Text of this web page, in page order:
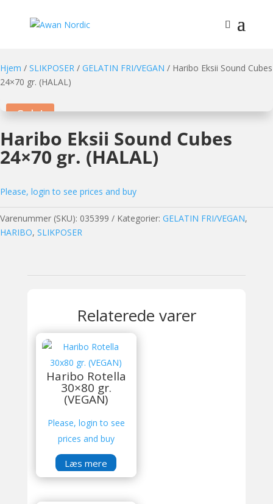
Hjem / SLIKPOSER / GELATIN FRI/VEGAN / Haribo Eksii Sound Cubes
24×70 gr. (HALAL)
Sale!
Haribo Eksii Sound Cubes
24×70 gr. (HALAL)
Please, login to see prices and buy
Varenummer (SKU): 035399 Kategorier: GELATIN FRI/VEGAN,
HARIBO, SLIKPOSER
Relaterede varer
Haribo Rotella
30×80 gr.
(VEGAN)
Please, login to see
prices and buy
Læs mere